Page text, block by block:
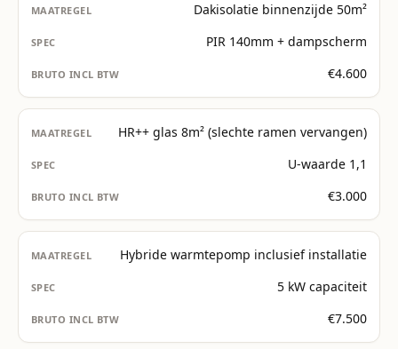
Dakisolatie binnenzijde 50m²
PIR 140mm + dampscherm
€4.600
HR++ glas 8m² (slechte ramen vervangen)
U-waarde 1,1
€3.000
Hybride warmtepomp inclusief installatie
5 kW capaciteit
€7.500